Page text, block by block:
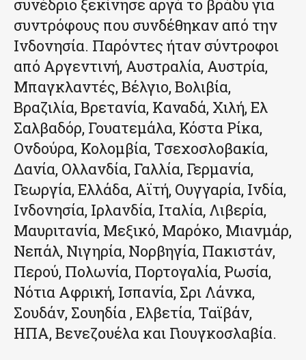
συνέδριο ξεκίνησε αργά το βράδυ για
συντρόφους που συνδέθηκαν από την
Ινδονησία. Παρόντες ήταν σύντροφοι
από Αργεντινή, Αυστραλία, Αυστρία,
Μπαγκλαντές, Βέλγιο, Βολιβία,
Βραζιλία, Βρετανία, Καναδά, Χιλή, Ελ
Σαλβαδόρ, Γουατεμάλα, Κόστα Ρίκα,
Ονδούρα, Κολομβία, Τσεχοσλοβακία,
Δανία, Ολλανδία, Γαλλία, Γερμανία,
Γεωργία, Ελλάδα, Αϊτή, Ουγγαρία, Ινδία,
Ινδονησία, Ιρλανδία, Ιταλία, Λιβερία,
Μαυριτανία, Μεξικό, Μαρόκο, Μιανμάρ,
Νεπάλ, Νιγηρία, Νορβηγία, Πακιστάν,
Περού, Πολωνία, Πορτογαλία, Ρωσία,
Νότια Αφρική, Ισπανία, Σρι Λάνκα,
Σουδάν, Σουηδία , Ελβετία, Ταϊβάν,
ΗΠΑ, Βενεζουέλα και Γιουγκοσλαβία.